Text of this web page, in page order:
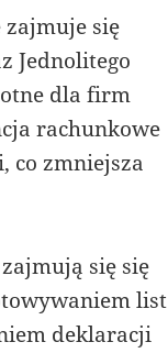
się
Jednolitego
dla firm
rachunkowe
co zmniejsza
się się
list
deklaracji